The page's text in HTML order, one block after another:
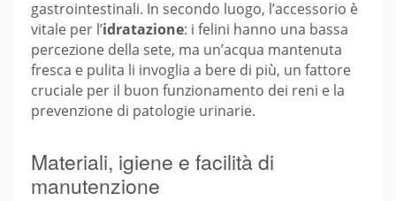
gastrointestinali. In secondo luogo, l’accessorio è
vitale per l’idratazione: i felini hanno una bassa
percezione della sete, ma un’acqua mantenuta
fresca e pulita li invoglia a bere di più, un fattore
cruciale per il buon funzionamento dei reni e la
prevenzione di patologie urinarie.
Materiali, igiene e facilità di
manutenzione